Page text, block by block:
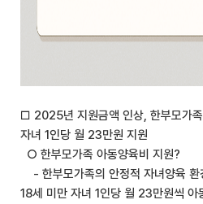
□ 2025년 지원금액 인상, 한부모가
자녀 1인당 월 23만원 지원
○ 한부모가족 아동양육비 지원?
- 한부모가족의 안정적 자녀양육 환
18세 미만 자녀 1인당 월 23만원씩 아